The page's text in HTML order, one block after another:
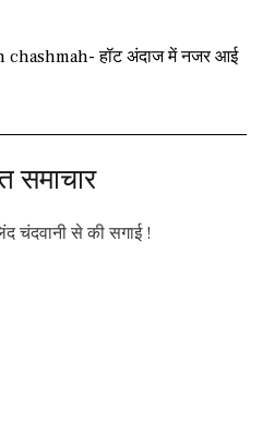
chashmah- हॉट अंदाज में नजर आई
समाचार